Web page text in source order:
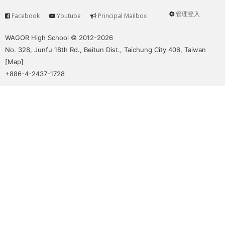
User
管理登入
Service
Facebook Youtube Principal Mailbox
WAGOR High School © 2012-2026
No. 328, Junfu 18th Rd., Beitun Dist., Taichung City 406, Taiwan
[Map]
+886-4-2437-1728